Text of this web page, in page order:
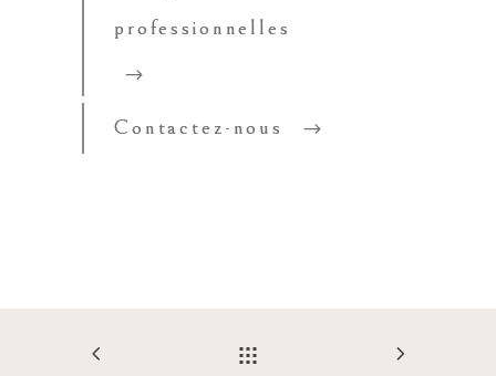
professionnelles
Contactez-nous